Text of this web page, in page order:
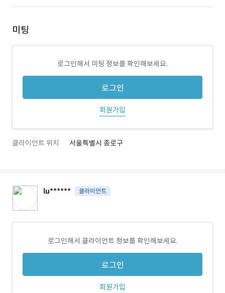
미팅
로그인해서 미팅 정보를 확인해보세요.
로그인
회원가입
클라이언트 위치 서울특별시 종로구
lu****** 클라이언트
로그인해서 클라이언트 정보를 확인해보세요.
로그인
회원가입